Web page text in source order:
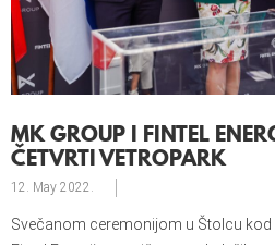
MK GROUP I FINTEL
ČETVRTI VETROPARK
12. May 2022.
Svečanom ceremonijom u Štolcu kod